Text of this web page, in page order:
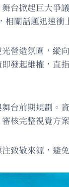
台掀起巨大
關話題迅速衝
造氛圍，縱
發起維權，
前期規劃。
核完整視覺方
致敬來源，避